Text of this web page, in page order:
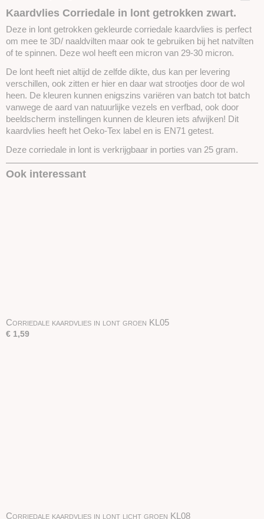
Kaardvlies Corriedale in lont getrokken zwart.
Deze in lont getrokken gekleurde corriedale kaardvlies is perfect
om mee te 3D/ naaldvilten maar ook te gebruiken bij het natvilten
of te spinnen. Deze wol heeft een micron van 29-30 micron.
De lont heeft niet altijd de zelfde dikte, dus kan per levering
verschillen, ook zitten er hier en daar wat strootjes door de wol
heen. De kleuren kunnen enigszins variëren van batch tot batch
vanwege de aard van natuurlijke vezels en verfbad, ook door
beeldscherm instellingen kunnen de kleuren iets afwijken! Dit
kaardvlies heeft het Oeko-Tex label en is EN71 getest.
Deze corriedale in lont is verkrijgbaar in porties van 25 gram.
Ook interessant
Corriedale kaardvlies in lont groen KL05
€ 1,59
Corriedale kaardvlies in lont licht groen KL08